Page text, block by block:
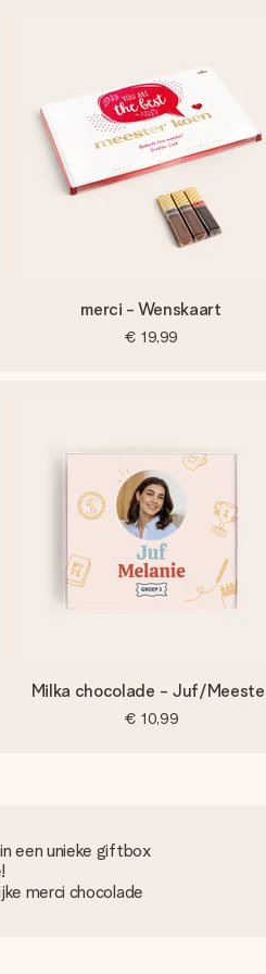
merci - Wenskaart
€ 19,99
Milka chocolade - Juf/
€ 10,99
een unieke giftbox
merci chocolade